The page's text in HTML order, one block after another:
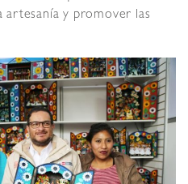
artesanía y promover las